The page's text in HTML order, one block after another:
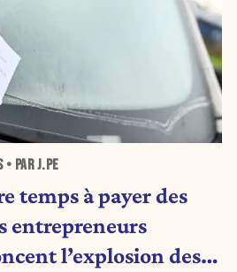
• PAR J.PE
temps à payer des
entrepreneurs
l’explosion des